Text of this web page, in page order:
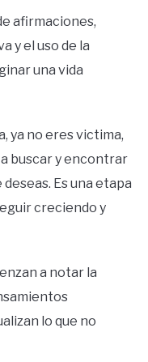
afirmaciones,
y el uso de la
una vida
ya no eres victima,
buscar y encontrar
Es una etapa
creciendo y
a notar la
lo que no